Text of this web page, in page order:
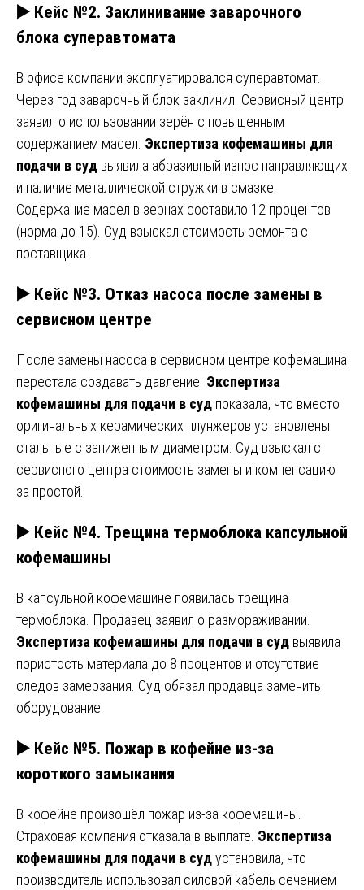
▶️ Кейс №2. Заклинивание заварочного
блока суперавтомата
В офисе компании эксплуатировался суперавтомат.
Через год заварочный блок заклинил. Сервисный центр
заявил о использовании зерён с повышенным
содержанием масел. Экспертиза кофемашины для
подачи в суд выявила абразивный износ направляющих
и наличие металлической стружки в смазке.
Содержание масел в зернах составило 12 процентов
(норма до 15). Суд взыскал стоимость ремонта с
поставщика.
▶️ Кейс №3. Отказ насоса после замены в
сервисном центре
После замены насоса в сервисном центре кофемашина
перестала создавать давление. Экспертиза
кофемашины для подачи в суд показала, что вместо
оригинальных керамических плунжеров установлены
стальные с заниженным диаметром. Суд взыскал с
сервисного центра стоимость замены и компенсацию
за простой.
▶️ Кейс №4. Трещина термоблока капсульной
кофемашины
В капсульной кофемашине появилась трещина
термоблока. Продавец заявил о размораживании.
Экспертиза кофемашины для подачи в суд выявила
пористость материала до 8 процентов и отсутствие
следов замерзания. Суд обязал продавца заменить
оборудование.
▶️ Кейс №5. Пожар в кофейне из-за
короткого замыкания
В кофейне произошёл пожар из-за кофемашины.
Страховая компания отказала в выплате. Экспертиза
кофемашины для подачи в судустановила, что
производитель использовал силовой кабель сечением